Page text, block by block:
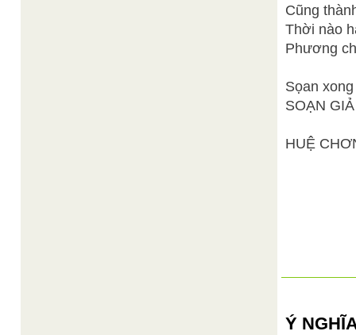
Cũng
Thời nào
Phương
Sọan
SOẠN GIẢ
HUỆ
Ý